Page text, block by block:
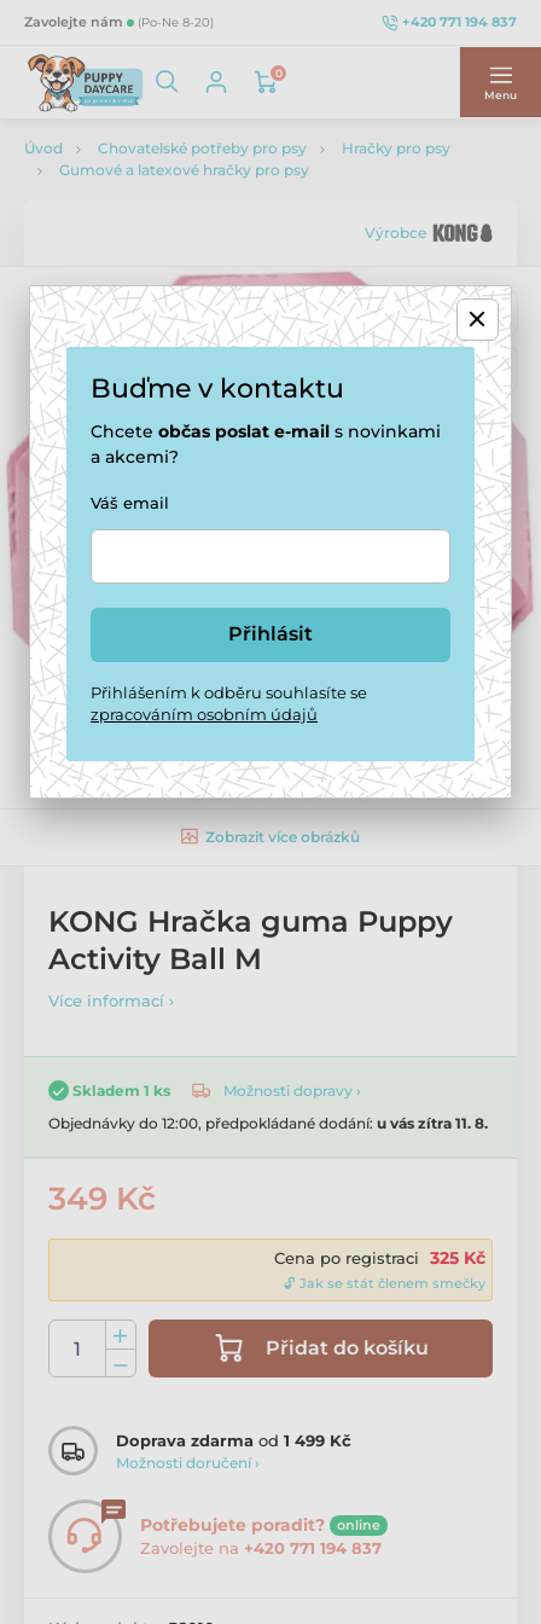
Zavolejte nám (Po-Ne 8-20) +420 771 194 837
0
Menu
Úvod Chovatelské potřeby pro psy
Hračky pro psy
Gumové a latexové hračky pro psy
Výrobce
Zobrazit více obrázků
KONG Hračka guma Puppy
Activity Ball M
Více informací ›
Skladem 1 ks
Možnosti dopravy ›
Objednávky do 12:00, předpokládané dodání: u vás zítra 11. 8.
349 Kč
Cena po registraci 325 Kč
🔓 Jak se stát členem smečky
Přidat do košíku
Doprava zdarma od 1 499 Kč
Možnosti doručení ›
Potřebujete poradit? online
Zavolejte na +420 771 194 837
Buďme v kontaktu
Chcete občas poslat e-mail s novinkami
a akcemi?
Váš email
Přihlásit
Přihlášením k odběru souhlasíte se
zpracováním osobním údajů